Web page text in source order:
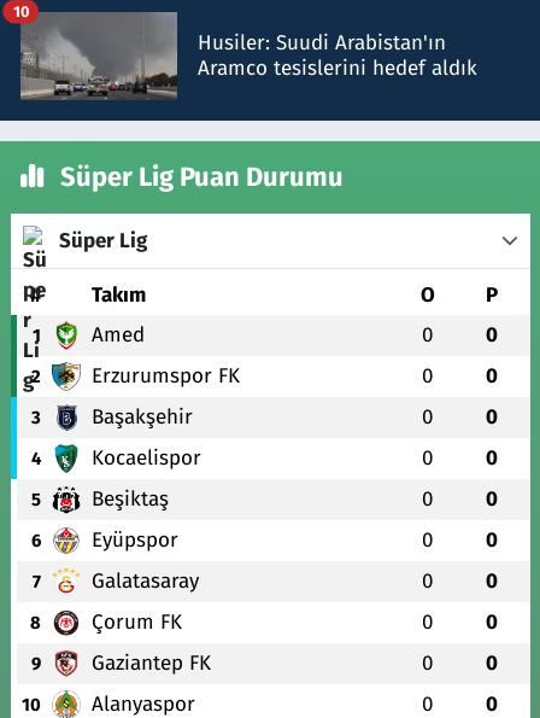
Husiler: Suudi Arabistan'ın
Aramco tesislerini hedef aldık
10
Süper Lig Puan Durumu
Süper Lig
# Takım O P
1 Amed 0 0
2 Erzurumspor FK 0 0
3 Başakşehir 0 0
4 Kocaelispor 0 0
5 Beşiktaş 0 0
6 Eyüpspor 0 0
7 Galatasaray 0 0
8 Çorum FK 0 0
9 Gaziantep FK 0 0
10 Alanyaspor 0 0